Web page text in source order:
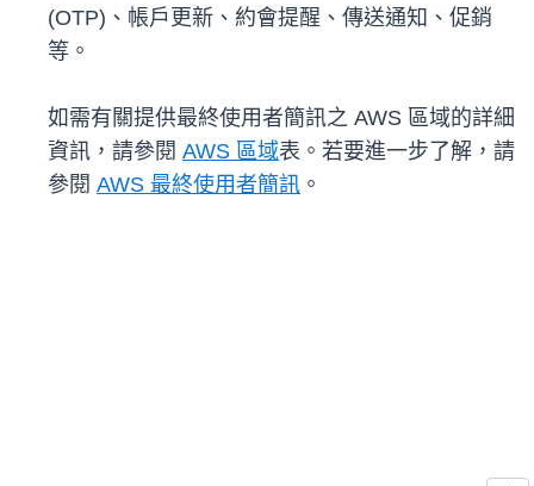
(OTP)、帳戶更新、約會提醒、傳送通知、促銷
等。
如需有關提供最終使用者簡訊之 AWS 區域的詳細
資訊，請參閱 AWS 區域表。若要進一步了解，請
參閱 AWS 最終使用者簡訊 。